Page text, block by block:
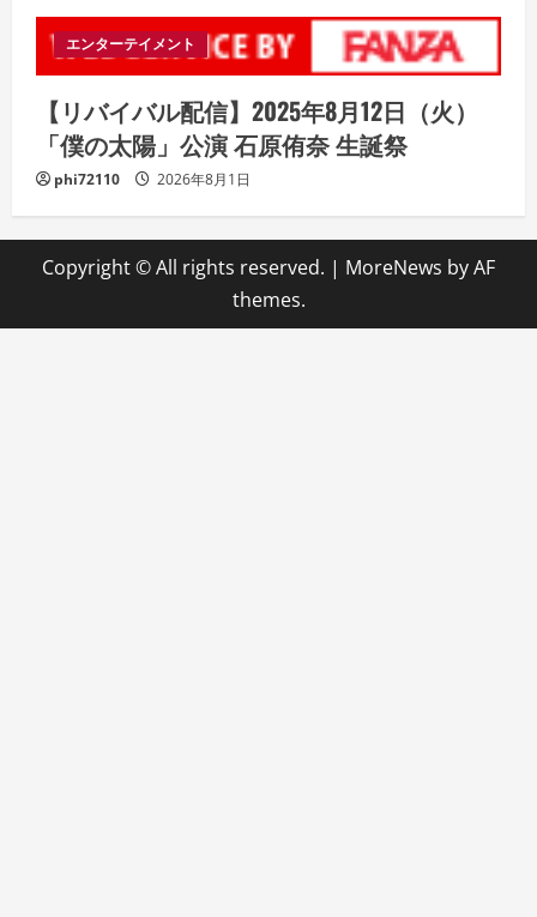
エンターテイメント
【リバイバル配信】2025年8月12日（火）
「僕の太陽」公演 石原侑奈 生誕祭
phi72110 2026年8月1日
Copyright © All rights reserved. | MoreNews by AF
themes.